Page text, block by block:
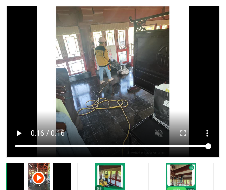
开荒保洁 保洁服务
建筑物外墙维修